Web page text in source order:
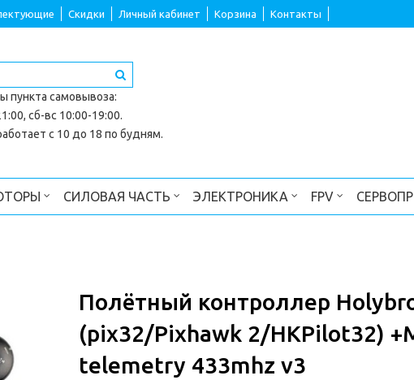
Скидки Личный кабинет Корзина Контакты
пункта самовывоза:
сб-вс 10:00-19:00.
с 10 до 18 по будням.
СИЛОВАЯ ЧАСТЬ ЭЛЕКТРОНИКА FPV
Полётный контроллер
(pix32/Pixhawk 2/HKPilot32)
telemetry 433mhz v3